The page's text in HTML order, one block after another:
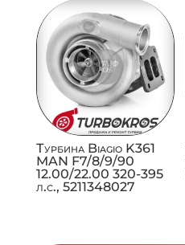
Турбина Biagio K361
MAN F7/8/9/90
12.00/22.00 320-395
л.с., 5211348027